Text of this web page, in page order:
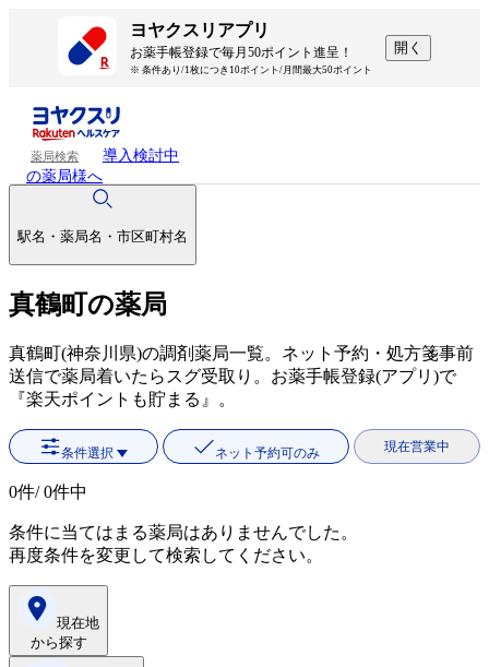
ヨヤクスリアプリ
お薬手帳登録で毎月50ポイント進呈！
※ 条件あり/1枚につき10ポイント/月間最大50ポイント
開く
薬局検索
導入検討中
の薬局様へ
駅名・薬局名・市区町村名
真鶴町の薬局
真鶴町(神奈川県)の調剤薬局一覧。ネット予約・処方箋事前
送信で薬局着いたらスグ受取り。お薬手帳登録(アプリ)で
『楽天ポイントも貯まる』。
条件選択 ネット予約可のみ 現在営業中
0件/ 0件中
条件に当てはまる薬局はありませんでした。
再度条件を変更して検索してください。
現在地
から探す